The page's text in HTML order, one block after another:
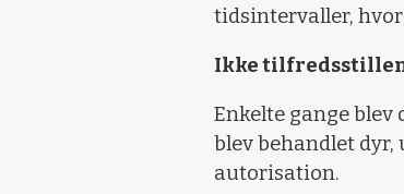
tidsintervaller,
Ikke
Enkelte gange
blev behandlet
autorisation.